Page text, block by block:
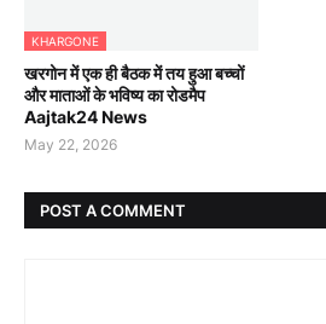
KHARGONE
खरगोन में एक ही बैठक में तय हुआ बच्चों
और माताओं के भविष्य का रोडमैप
Aajtak24 News
May 22, 2026
POST A COMMENT